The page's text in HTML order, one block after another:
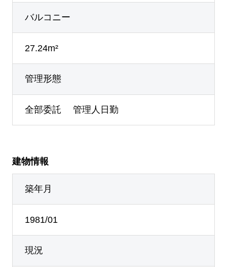
バルコニー
27.24m²
管理形態
全部委託 管理人日勤
建物情報
築年月
1981/01
現況